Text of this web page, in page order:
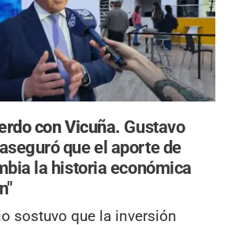
con Vicuña. Gustavo
que el aporte de
la historia económica
sostuvo que la inversión